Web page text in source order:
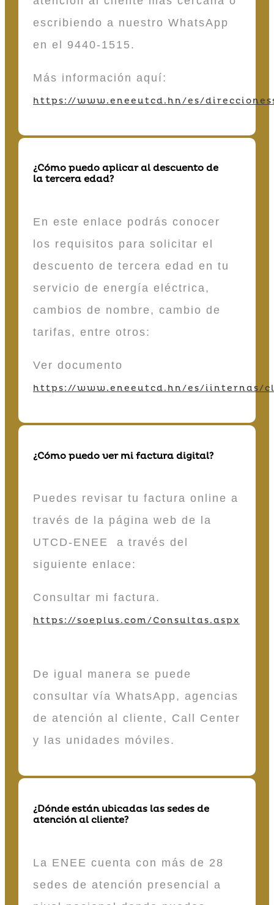
escribiendo a nuestro WhatsApp
en el 9440-1515.
Más información aquí:
https://www.eneeutcd.hn/es/
¿Cómo puedo aplicar al descuento de
la tercera edad?
En este enlace podrás conocer
los requisitos para solicitar el
descuento de tercera edad en tu
servicio de energía eléctrica,
cambios de nombre, cambio de
tarifas, entre otros:
Ver documento
https://www.eneeutcd.hn/es/iinternas/
¿Cómo puedo ver mi factura digital?
Puedes revisar tu factura online a
través de la página web de la
UTCD-ENEE a través del
siguiente enlace:
Consultar mi factura.
https://soeplus.com/Consultas.aspx
De igual manera se puede
consultar vía WhatsApp, agencias
de atención al cliente, Call Center
y las unidades móviles.
¿Dónde están ubicadas las sedes de
atención al cliente?
La ENEE cuenta con más de 28
sedes de atención presencial a